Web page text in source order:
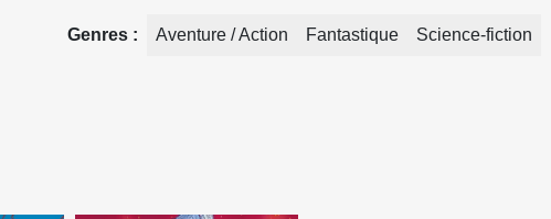
Genres Aventure / Action Fantastique Science-fiction